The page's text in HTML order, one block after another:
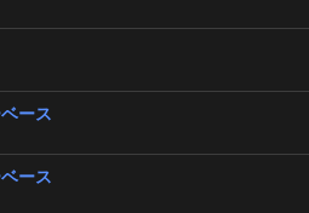
ース
ース